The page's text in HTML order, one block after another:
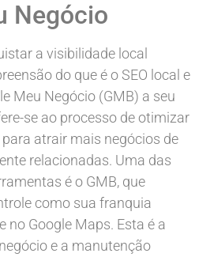
Negócio
a visibilidade local
do que é o SEO local e
Meu Negócio (GMB) a seu
se ao processo de otimizar
atrair mais negócios de
relacionadas. Uma das
é o GMB, que
como sua franquia
no Google Maps. Esta é a
e a manutenção